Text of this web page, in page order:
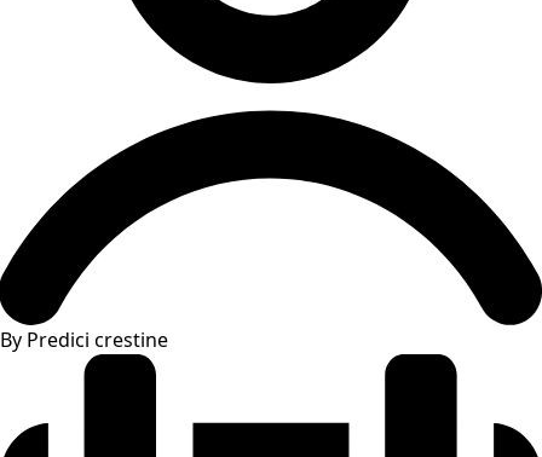
By Predici crestine